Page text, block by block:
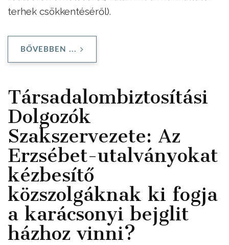
terhek csökkentéséről).
BŐVEBBEN ...
Társadalombiztosítási
Dolgozók
Szakszervezete: Az
Erzsébet-utalványokat
kézbesítő
közszolgáknak ki fogja
a karácsonyi bejglit
házhoz vinni?